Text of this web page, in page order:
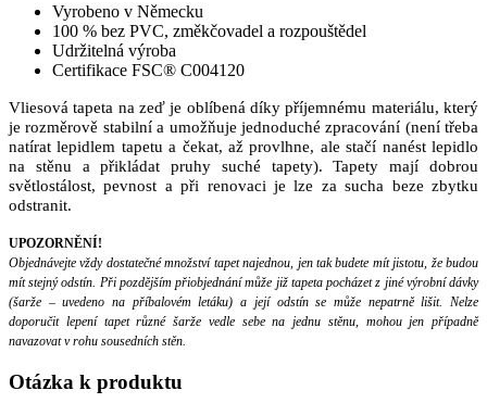
Vyrobeno v Německu
100 % bez PVC, změkčovadel a rozpouštědel
Udržitelná výroba
Certifikace FSC® C004120
Vliesová tapeta na zeď je oblíbená díky příjemnému materiálu, který
je rozměrově stabilní a umožňuje jednoduché zpracování (není třeba
natírat lepidlem tapetu a čekat, až provlhne, ale stačí nanést lepidlo
na stěnu a přikládat pruhy suché tapety). Tapety mají dobrou
světlostálost, pevnost a při renovaci je lze za sucha beze zbytku
odstranit.
UPOZORNĚNÍ!
Objednávejte vždy dostatečné množství tapet najednou, jen tak budete mít jistotu, že budou
mít stejný odstín. Při pozdějším přiobjednání může již tapeta pocházet z jiné výrobní dávky
(šarže – uvedeno na příbalovém letáku) a její odstín se může nepatrně lišit. Nelze
doporučit lepení tapet různé šarže vedle sebe na jednu stěnu, mohou jen případně
navazovat v rohu sousedních stěn.
Otázka k produktu